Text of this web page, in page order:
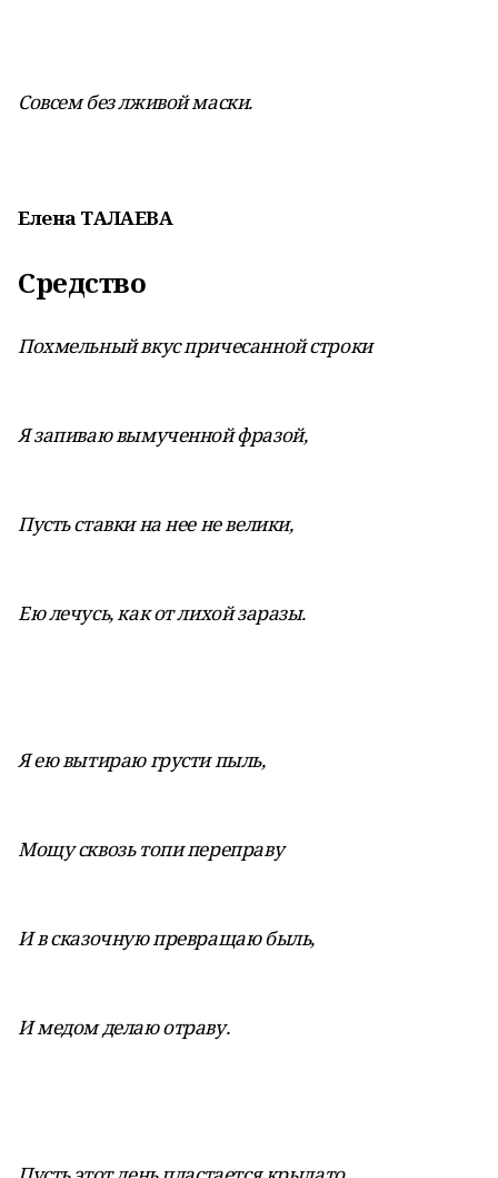
Совсем без лживой маски.
Елена ТАЛАЕВА
Средство
Похмельный вкус причесанной строки
Я запиваю вымученной фразой,
Пусть ставки на нее не велики,
Ею лечусь, как от лихой заразы.
Я ею вытираю грусти пыль,
Мощу сквозь топи переправу
И в сказочную превращаю быль,
И медом делаю отраву.